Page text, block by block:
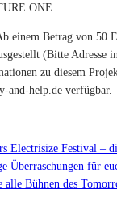
ONE
einem Betrag von 50
(Bitte Adresse
zu diesem
and-help.de verfügbar.
Electrisize Festival –
Überraschungen für
alle Bühnen des